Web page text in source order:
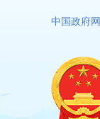
中国政府网